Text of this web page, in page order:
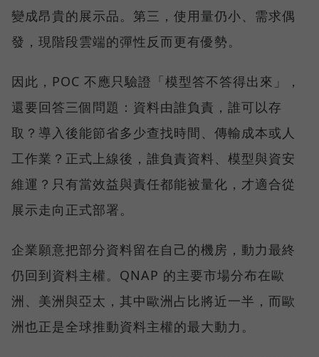
變成昂貴的展示品。第三，使用量仍小、需求偶
發，現階段雲端的彈性反而更有優勢。
因此，POC 不應只驗證「模型答不答得出來」，
還要回答三個問題：資料由誰負責，誰可以存
取？導入後能節省多少查找時間、傳輸成本或人
工作業？正式上線後，誰負責資料、模型與資安
維運？只有當效益與責任都能被量化，才適合從
展示走向正式部署。
企業願意把部分資料留在自己的機房，動力最終
仍回到資料主權。QNAP 的主要市場分布在歐
洲、美洲與亞太，其中歐洲占比將近一半，而歐
洲也正是全球推動資料主權的最大動力。